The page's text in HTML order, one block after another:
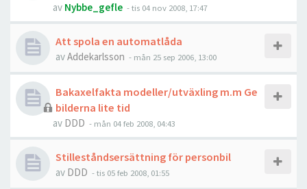
av Nybbe_gefle - tis 04 nov 2008, 17:47
Att spola en automatlåda
avAddekarlsson - mån 25 sep 2006, 13:00
Bakaxelfakta modeller/utväxling m.m Ge
bilderna lite tid
av DDD - mån 04 feb 2008, 04:43
Stilleståndsersättning för personbil
av DDD - tis 05 feb 2008, 01:55